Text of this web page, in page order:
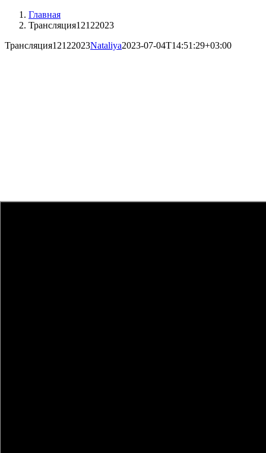
Главная
Трансляция12122023
Трансляция12122023Nataliya2023-07-04T14:51:29+03:00